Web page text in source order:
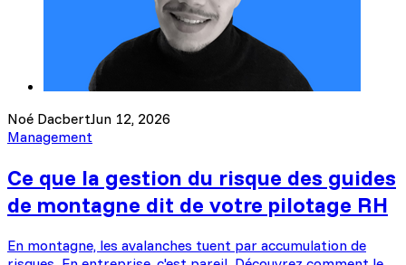
Noé DacbertJun 12, 2026
Management
Ce que la gestion du risque des guides
de montagne dit de votre pilotage RH
En montagne, les avalanches tuent par accumulation de